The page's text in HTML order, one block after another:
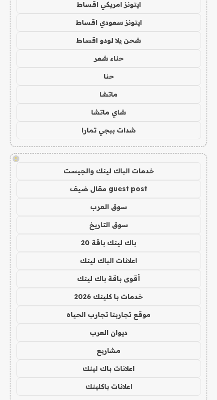
ايتونز امريكي اقساط
ايتونز سعودي اقساط
شحن يلا لودو اقساط
حناء شعر
حنا
ماتشا
شاي ماتشا
شدات ببجي تمارا
!
خدمات الباك لينك والجيست
guest post مقال ضيف
سوق العرب
سوق التاريخ
باك لينك باقة 20
اعلانات الباك لينك
أقوى باقة باك لينك
خدمات با كلينك 2026
موقع تجاربنا تجارب الحياه
ديوان العرب
مشاريع
اعلانات باك لينك
اعلانات باكلينك